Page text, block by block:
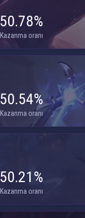
50.78%
Kazanma oranı
50.54%
Kazanma oranı
50.21%
Kazanma oranı